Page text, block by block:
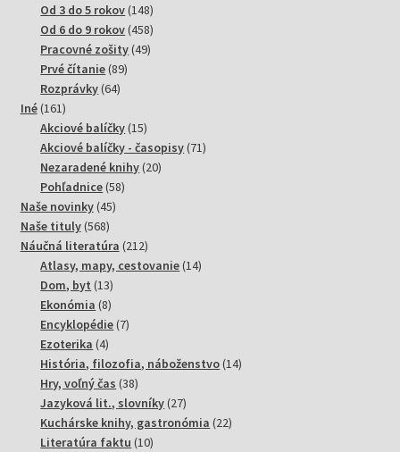
produktov
Od 3 do 5 rokov 148148
produktov
Od 6 do 9 rokov 458458
produktov
Pracovné zošity 4949
Prvé čítanie 8989
Rozprávky 6464
Iné 161161
produktov
Akciové balíčky 1515
produktov
Akciové balíčky - časopisy 7171
Nezaradené knihy 2020
Pohľadnice 5858
Naše novinky 4545
Naše tituly 568568
produktov
Náučná literatúra 212212
produktov
Atlasy, mapy, cestovanie 1414
Dom, byt 1313
produktov
Ekonómia 88
produktov
Encyklopédie 77
Ezoterika 44
produkty
História, filozofia, náboženstvo 1414
Hry, voľný čas 3838
produktov
Jazyková lit., slovníky 2727
produktov
Kuchárske knihy, gastronómia 2222
Literatúra faktu 1010